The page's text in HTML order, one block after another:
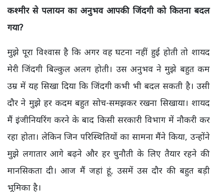
कश्मीर से पलायन का अनुभव आपकी जिंदगी को कितना बदल
गया?
मुझे पूरा विश्वास है कि अगर वह घटना नहीं हुई होती तो शायद
मेरी जिंदगी बिल्कुल अलग होती। उस अनुभव ने मुझे बहुत कम
उम्र में यह सिखा दिया कि जिंदगी कभी भी बदल सकती है। उसी
दौर ने मुझे हर कदम बहुत सोच-समझकर रखना सिखाया। शायद
मैं इंजीनियरिंग करने के बाद किसी सरकारी विभाग में नौकरी कर
रहा होता। लेकिन जिन परिस्थितियों का सामना मैंने किया, उन्होंने
मुझे लगातार आगे बढ़ने और हर चुनौती के लिए तैयार रहने की
मानसिकता दी। आज मैं जहां हूं, उसमें उस दौर की बहुत बड़ी
भूमिका है।